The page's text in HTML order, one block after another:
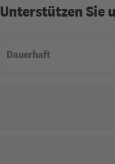
Unterstützen Sie
Dauerhaft